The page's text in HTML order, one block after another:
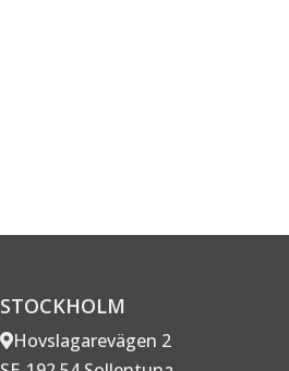
STOCKHOLM
Hovslagarevägen 2